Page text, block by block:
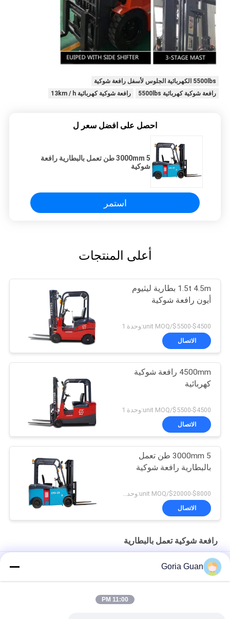
5500lbs الكهربائية الجلوس لأسفل رافعة شوكية
رافعة شوكية كهربائية 5500lbs
رافعة شوكية كهربائية 13km / h
احصل على افضل سعر ل
3000mm 5 طن تعمل بالبطارية رافعة
شوكية
استمر
أعلى المنتجات
1.5t 4.5m بطارية ليثيوم
أيون رافعة شوكية
$4500-$5500/unit MOQ:وحدة 1
الاتصال
4500mm رافعة شوكية
كهربائية
$4500-$5500/unit MOQ:وحدة 1
الاتصال
3000mm 5 طن تعمل
بالبطارية رافعة شوكية
الاتصال
رافعة شوكية تعمل بالبطارية
بالبطاريةGoria Guan
11:00 PM